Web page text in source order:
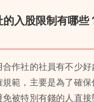
入股限制有哪些
作社的社員有不少
範，主要是為了確
免被特別有錢的人直